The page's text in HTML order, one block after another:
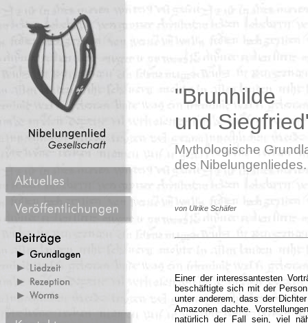
"Brunhilde
und
Mythologische
des Nibelungenliedes.
von Ulrike Schäfer
Einer der interessantesten
beschäftigte sich mit der
unter anderem, dass der
Amazonen dachte.
natürlich der Fall sein, viel